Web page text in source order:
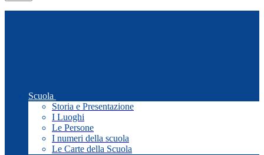
Scuola
Storia e Presentazione
I Luoghi
Le Persone
I numeri della scuola
Le Carte della Scuola